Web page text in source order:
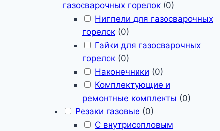
газосварочных горелок (0)
Ниппели для газосварочных
горелок (0)
Гайки для газосварочных
горелок (0)
Наконечники (0)
Комплектующие и
ремонтные комплекты (0)
Резаки газовые (0)
С внутрисопловым